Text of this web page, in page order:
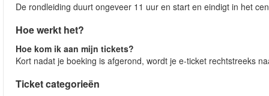
De rondleiding duurt ongeveer 11 uur en start en eindigt in het
Hoe werkt het?
Hoe kom ik aan mijn tickets?
Kort nadat je boeking is afgerond, wordt je e-ticket rechtstreeks
Ticket categorieën